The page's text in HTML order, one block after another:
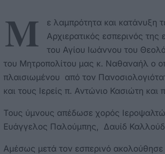
Μ
ε λαμπρότητα και κατάνυξη
Αρχιερατικός εσπερινός
του Αγίου Ιωάννου του
του Μητροπολίτου μας κ. Ναθαναήλ ο
πλαισιωμένου από τον
και τους Ιερείς π. Αντώνιο Κασιώτη και
Τους ύμνους απέδωσε χορός
Ευάγγελος Παλούμπης, Δαυίδ
Αμέσως μετά τον εσπερινό ακολούθησε